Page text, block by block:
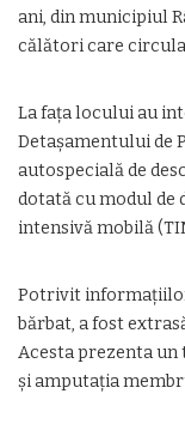
ani, din municipiul
călători care
La fața locului au
Detașamentului de
autospecială de
dotată cu modul de
intensivă mobilă
Potrivit informațiilor
bărbat, a fost
Acesta prezenta
și amputația